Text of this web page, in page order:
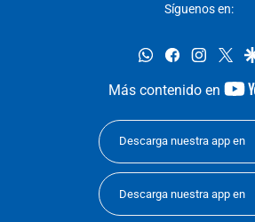
Síguenos en:
whatsappfacebook
Más contenido en
Descarga nuestra app en
Descarga nuestra app en